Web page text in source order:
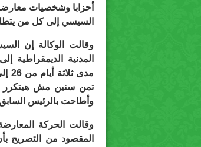
أحزابا وشخصيات
السيسي إلى كل من
وقالت الوكالة إن
المدنية الديمقراطية
وأطاحت بالرئيس